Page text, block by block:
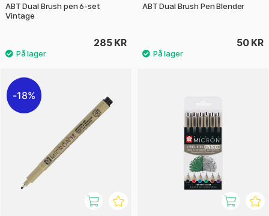
ABT Dual Brush pen 6-set
Vintage
285 KR
ABT Dual Brush Pen Blender
50 KR
18%